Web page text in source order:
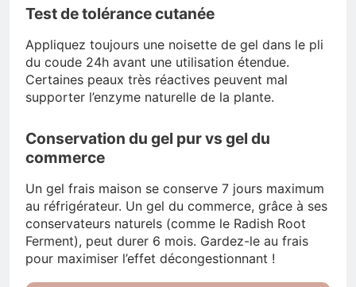
Test de tolérance cutanée
Appliquez toujours une noisette de gel dans le pli
du coude 24h avant une utilisation étendue.
Certaines peaux très réactives peuvent mal
supporter l’enzyme naturelle de la plante.
Conservation du gel pur vs gel du
commerce
Un gel frais maison se conserve 7 jours maximum
au réfrigérateur. Un gel du commerce, grâce à ses
conservateurs naturels (comme le Radish Root
Ferment), peut durer 6 mois. Gardez-le au frais
pour maximiser l’effet décongestionnant !